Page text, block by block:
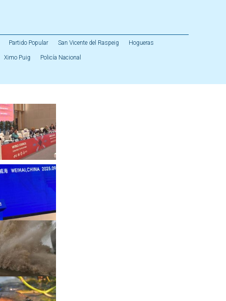
Partido Popular San Vicente del Raspeig Hogueras
Ximo Puig Policía Nacional